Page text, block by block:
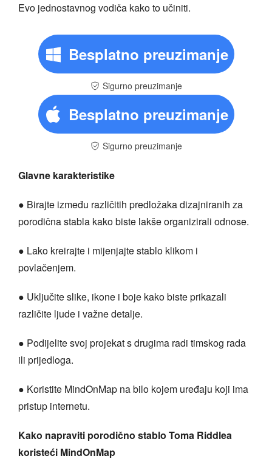
Evo jednostavnog vodiča kako to učiniti.
Besplatno preuzimanje
Sigurno preuzimanje
Besplatno preuzimanje
Sigurno preuzimanje
Glavne karakteristike
● Birajte između različitih predložaka dizajniranih za
porodična stabla kako biste lakše organizirali odnose.
● Lako kreirajte i mijenjajte stablo klikom i
povlačenjem.
● Uključite slike, ikone i boje kako biste prikazali
različite ljude i važne detalje.
● Podijelite svoj projekat s drugima radi timskog rada
ili prijedloga.
● Koristite MindOnMap na bilo kojem uređaju koji ima
pristup internetu.
Kako napraviti porodično stablo Toma Riddlea
koristeći MindOnMap